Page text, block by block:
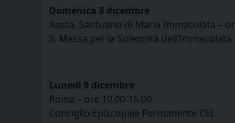
Domenica 8 dicembre
Aosta, Santuario di Maria Immacolata –
S. Messa per la Solennità dell’Immacolata
Lunedì 9 dicembre
Roma – ore 10.00-15.00
Consiglio Episcopale Permanente CEI